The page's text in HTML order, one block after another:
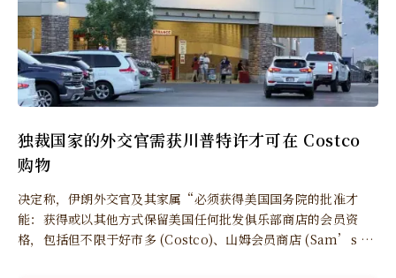
独裁国家的外交官需获川普特许才可在 Costco
购物
决定称，伊朗外交官及其家属“必须获得美国国务院的批准才
能：获得或以其他方式保留美国任何批发俱乐部商店的会员资
格，包括但不限于好市多 (Costco)、山姆会员商店 (Sam’s Cl